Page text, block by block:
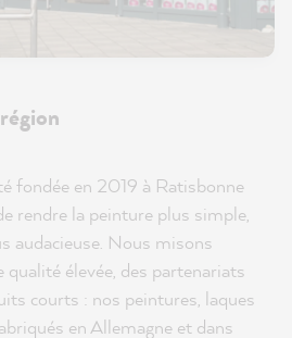
fondée en 2019 à Ratisbonne
rendre la peinture plus simple,
audacieuse. Nous misons
élevée, des partenariats
courts : nos peintures, laques
en Allemagne et dans